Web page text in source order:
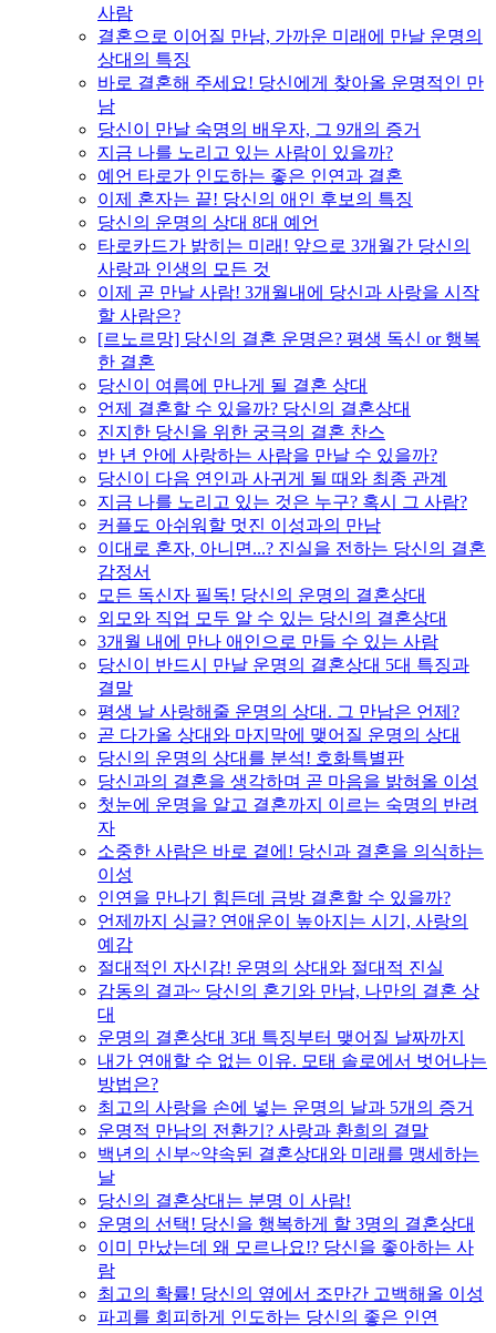
사람
결혼으로 이어질 만남, 가까운 미래에 만날 운명의
상대의 특징
바로 결혼해 주세요! 당신에게 찾아올 운명적인 만
남
당신이 만날 숙명의 배우자, 그 9개의 증거
지금 나를 노리고 있는 사람이 있을까?
예언 타로가 인도하는 좋은 인연과 결혼
이제 혼자는 끝! 당신의 애인 후보의 특징
당신의 운명의 상대 8대 예언
타로카드가 밝히는 미래! 앞으로 3개월간 당신의
사랑과 인생의 모든 것
이제 곧 만날 사람! 3개월내에 당신과 사랑을 시작
할 사람은?
[르노르망] 당신의 결혼 운명은? 평생 독신 or 행복
한 결혼
당신이 여름에 만나게 될 결혼 상대
언제 결혼할 수 있을까? 당신의 결혼상대
진지한 당신을 위한 궁극의 결혼 찬스
반 년 안에 사랑하는 사람을 만날 수 있을까?
당신이 다음 연인과 사귀게 될 때와 최종 관계
지금 나를 노리고 있는 것은 누구? 혹시 그 사람?
커플도 아쉬워할 멋진 이성과의 만남
이대로 혼자, 아니면...? 진실을 전하는 당신의 결혼
감정서
모든 독신자 필독! 당신의 운명의 결혼상대
외모와 직업 모두 알 수 있는 당신의 결혼상대
3개월 내에 만나 애인으로 만들 수 있는 사람
당신이 반드시 만날 운명의 결혼상대 5대 특징과
결말
평생 날 사랑해줄 운명의 상대. 그 만남은 언제?
곧 다가올 상대와 마지막에 맺어질 운명의 상대
당신의 운명의 상대를 분석! 호화특별판
당신과의 결혼을 생각하며 곧 마음을 밝혀올 이성
첫눈에 운명을 알고 결혼까지 이르는 숙명의 반려
자
소중한 사람은 바로 곁에! 당신과 결혼을 의식하는
이성
인연을 만나기 힘든데 금방 결혼할 수 있을까?
언제까지 싱글? 연애운이 높아지는 시기, 사랑의
예감
절대적인 자신감! 운명의 상대와 절대적 진실
감동의 결과~ 당신의 혼기와 만남, 나만의 결혼 상
대
운명의 결혼상대 3대 특징부터 맺어질 날짜까지
내가 연애할 수 없는 이유. 모태 솔로에서 벗어나는
방법은?
최고의 사랑을 손에 넣는 운명의 날과 5개의 증거
운명적 만남의 전환기? 사랑과 환희의 결말
백년의 신부~약속된 결혼상대와 미래를 맹세하는
날
당신의 결혼상대는 분명 이 사람!
운명의 선택! 당신을 행복하게 할 3명의 결혼상대
이미 만났는데 왜 모르나요!? 당신을 좋아하는 사
람
최고의 확률! 당신의 옆에서 조만간 고백해올 이성
파괴를 회피하게 인도하는 당신의 좋은 인연